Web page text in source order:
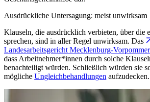
Ausdrückliche Untersagung: meist unwirksam
Klauseln, die ausdrücklich verbieten, über die
sprechen, sind in aller Regel unwirksam. Das
Landesarbeitsgericht Mecklenburg-
dass Arbeitnehmer*innen durch solche
benachteiligt würden. Schließlich würden sie
mögliche Ungleichbehandlungen